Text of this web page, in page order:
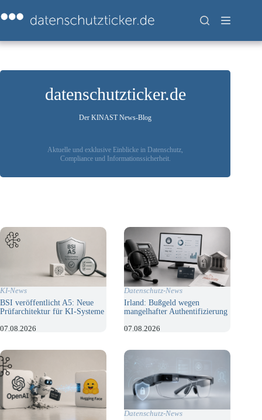
Inhalt
springen
datenschutzticker.de
Der KINAST News-Blog
Aktuelle und exklusive Einblicke in Datenschutz,
Compliance und Informationssicherheit.
KI-News
BSI veröffentlicht A5: Neue
Prüfarchitektur für KI-Systeme
07.08.2026
Datenschutz-News
Irland: Bußgeld wegen
mangelhafter Authentifizierung
07.08.2026
Datenschutz-News